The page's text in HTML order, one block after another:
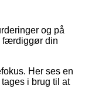
og på
færdiggør din
Her ses en
i brug til at